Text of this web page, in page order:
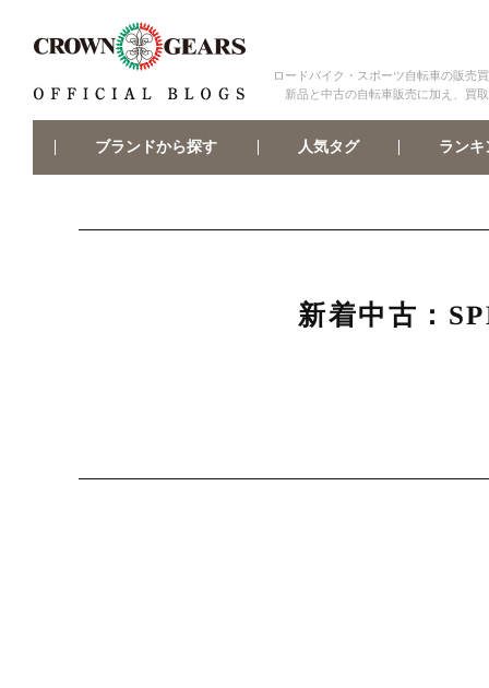
ロードバイク・スポーツ自転車の販売
新品と中古の自転車販売に加え、買
ブランドから探す 人気タグ ランキ
新着中古：